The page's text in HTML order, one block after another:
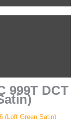
999T DCT